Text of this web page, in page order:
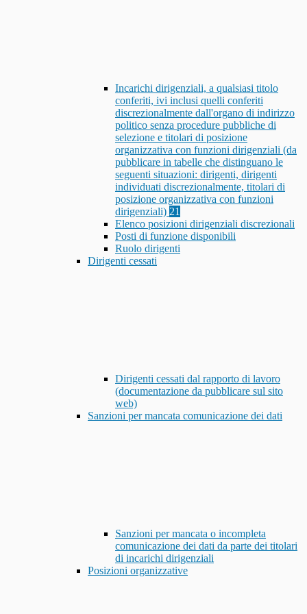
Incarichi dirigenziali, a qualsiasi titolo
conferiti, ivi inclusi quelli conferiti
discrezionalmente dall'organo di indirizzo
politico senza procedure pubbliche di
selezione e titolari di posizione
organizzativa con funzioni dirigenziali (da
pubblicare in tabelle che distinguano le
seguenti situazioni: dirigenti, dirigenti
individuati discrezionalmente, titolari di
posizione organizzativa con funzioni
dirigenziali) 21
Elenco posizioni dirigenziali discrezionali
Posti di funzione disponibili
Ruolo dirigenti
Dirigenti cessati
Dirigenti cessati dal rapporto di lavoro
(documentazione da pubblicare sul sito
web)
Sanzioni per mancata comunicazione dei dati
Sanzioni per mancata o incompleta
comunicazione dei dati da parte dei titolari
di incarichi dirigenziali
Posizioni organizzative